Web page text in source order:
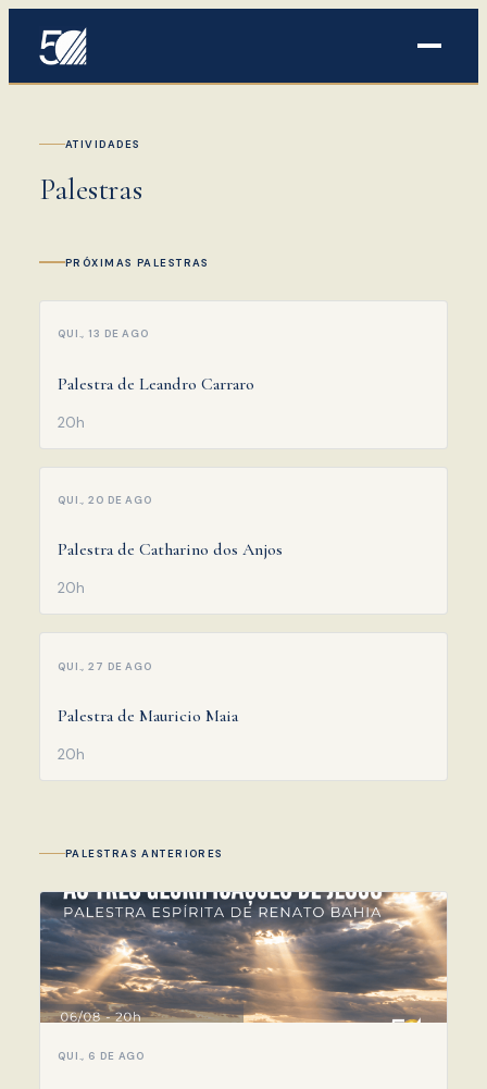
ATIVIDADES
Palestras
PRÓXIMAS PALESTRAS
QUI., 13 DE AGO
Palestra de Leandro Carraro
20h
QUI., 20 DE AGO
Palestra de Catharino dos Anjos
20h
QUI., 27 DE AGO
Palestra de Mauricio Maia
20h
PALESTRAS ANTERIORES
QUI., 6 DE AGO